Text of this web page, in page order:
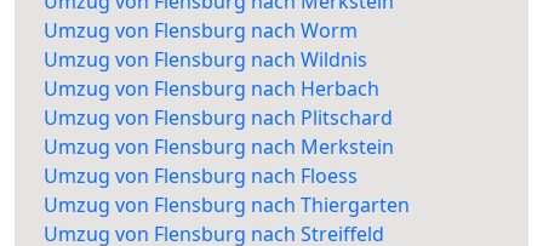
Umzug von Flensburg nach Worm
Umzug von Flensburg nach Wildnis
Umzug von Flensburg nach Herbach
Umzug von Flensburg nach Plitschard
Umzug von Flensburg nach Merkstein
Umzug von Flensburg nach Floess
Umzug von Flensburg nach Thiergarten
Umzug von Flensburg nach Streiffeld